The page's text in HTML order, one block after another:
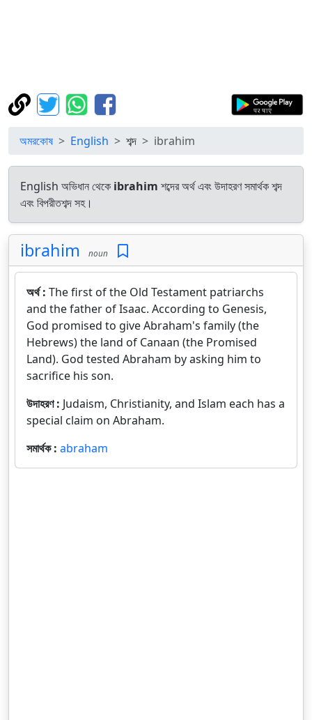
অমরকোষ English শব্দ ibrahim
English অভিধান থেকে ibrahim শব্দের অর্থ এবং উদাহরণ সমার্থক শব্দ
এবং বিপরীতশব্দ সহ।
ibrahim noun
অর্থ : The first of the Old Testament patriarchs
and the father of Isaac. According to Genesis,
God promised to give Abraham's family (the
Hebrews) the land of Canaan (the Promised
Land). God tested Abraham by asking him to
sacrifice his son.
উদাহরণ : Judaism, Christianity, and Islam each has a
special claim on Abraham.
সমার্থক : abraham